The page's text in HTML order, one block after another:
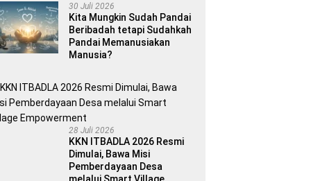
30 Juli 2026
Kita Mungkin Sudah Pandai
Beribadah tetapi Sudahkah
Pandai Memanusiakan
Manusia?
28 Juli 2026
KKN ITBADLA 2026 Resmi
Dimulai, Bawa Misi
Pemberdayaan Desa